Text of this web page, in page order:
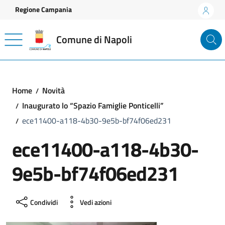
Vai ai contenuti
Vai al footer
Regione Campania
Comune di Napoli
Home
Novità
Inaugurato lo “Spazio Famiglie Ponticelli”
ece11400-a118-4b30-9e5b-bf74f06ed231
ece11400-a118-4b30-
9e5b-bf74f06ed231
Condividi Vedi azioni